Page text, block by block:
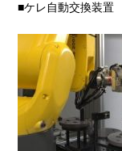
■ケレ自動交換装置